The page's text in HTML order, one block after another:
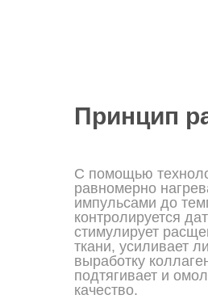
Принцип
С помощью
равномерно
импульсами до
контролируется
стимулирует
ткани, усиливает
выработку
подтягивает и
качество.